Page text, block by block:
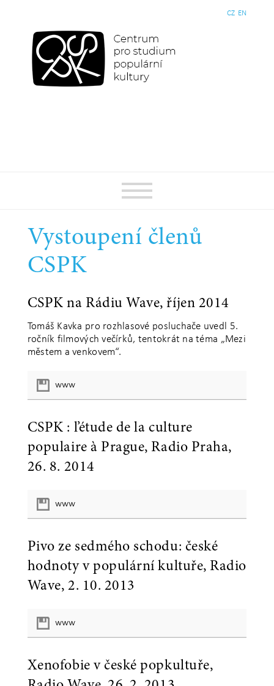
CZ EN
Vystoupení členů
CSPK
CSPK na Rádiu Wave, říjen 2014
Tomáš Kavka pro rozhlasové posluchače uvedl 5.
ročník filmových večírků, tentokrát na téma „Mezi
městem a venkovem“.
www
CSPK : l’étude de la culture
populaire à Prague, Radio Praha,
26. 8. 2014
www
Pivo ze sedmého schodu: české
hodnoty v populární kultuře, Radio
Wave, 2. 10. 2013
www
Xenofobie v české popkultuře,